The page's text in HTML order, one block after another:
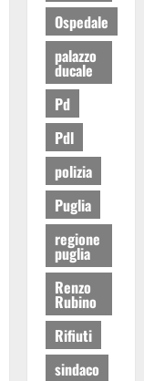
Ospedale
palazzo
ducale
Pd
Pdl
polizia
Puglia
regione
puglia
Renzo
Rubino
Rifiuti
sindaco